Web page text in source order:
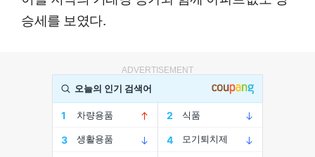
승세를 보였다.
ADVERTISEMENT